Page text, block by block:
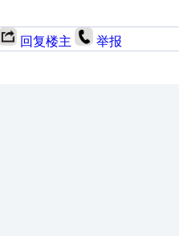
回复楼主 举报